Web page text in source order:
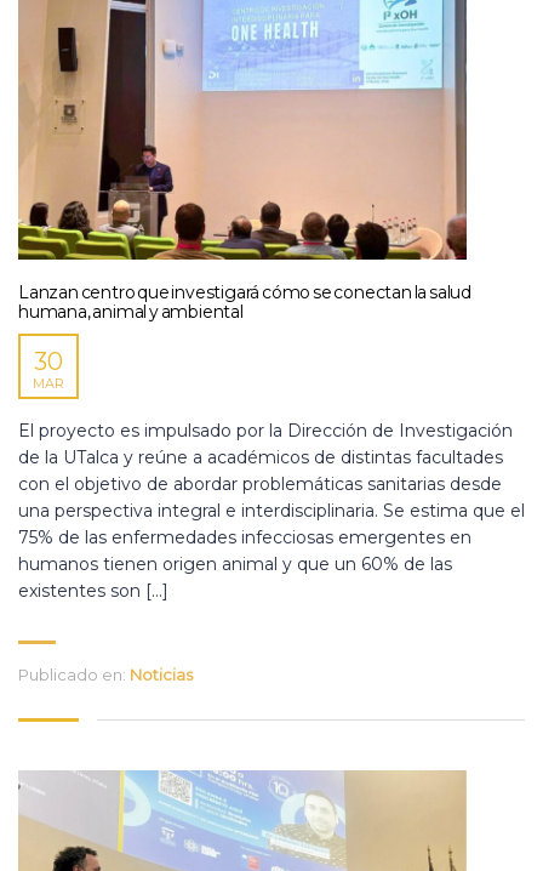
Lanzan centro que investigará cómo se conectan la salud
humana, animal y ambiental
30
MAR
El proyecto es impulsado por la Dirección de Investigación
de la UTalca y reúne a académicos de distintas facultades
con el objetivo de abordar problemáticas sanitarias desde
una perspectiva integral e interdisciplinaria. Se estima que el
75% de las enfermedades infecciosas emergentes en
humanos tienen origen animal y que un 60% de las
existentes son […]
Publicado en: Noticias